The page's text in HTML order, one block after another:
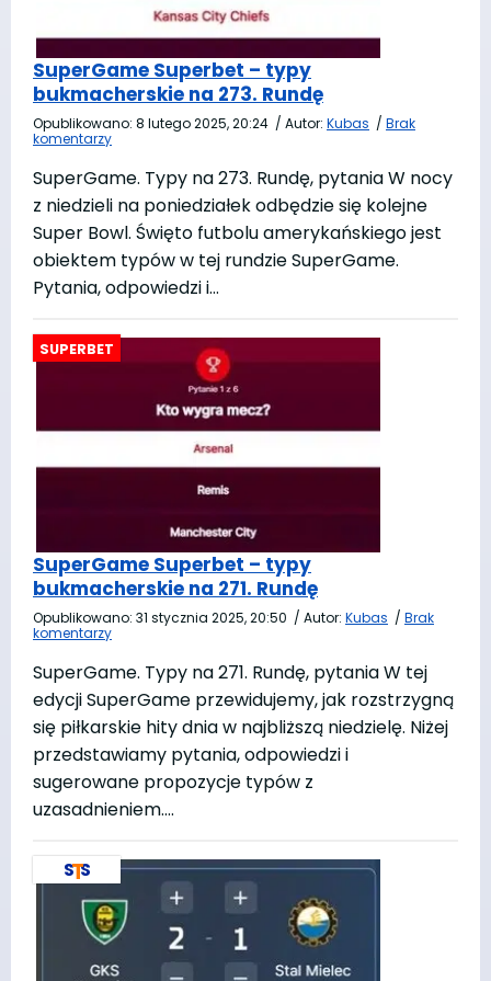
SuperGame Superbet – typy
bukmacherskie na 273. Rundę
Opublikowano: 8 lutego 2025, 20:24 / Autor: Kubas / Brak
komentarzy
SuperGame. Typy na 273. Rundę, pytania W nocy
z niedzieli na poniedziałek odbędzie się kolejne
Super Bowl. Święto futbolu amerykańskiego jest
obiektem typów w tej rundzie SuperGame.
Pytania, odpowiedzi i…
SuperGame Superbet – typy
bukmacherskie na 271. Rundę
Opublikowano: 31 stycznia 2025, 20:50 / Autor: Kubas / Brak
komentarzy
SuperGame. Typy na 271. Rundę, pytania W tej
edycji SuperGame przewidujemy, jak rozstrzygną
się piłkarskie hity dnia w najbliższą niedzielę. Niżej
przedstawiamy pytania, odpowiedzi i
sugerowane propozycje typów z
uzasadnieniem….